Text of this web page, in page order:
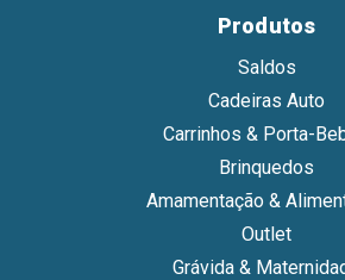
Produtos
Saldos
Cadeiras Auto
Carrinhos & Porta-
Brinquedos
Amamentação &
Outlet
Grávida &